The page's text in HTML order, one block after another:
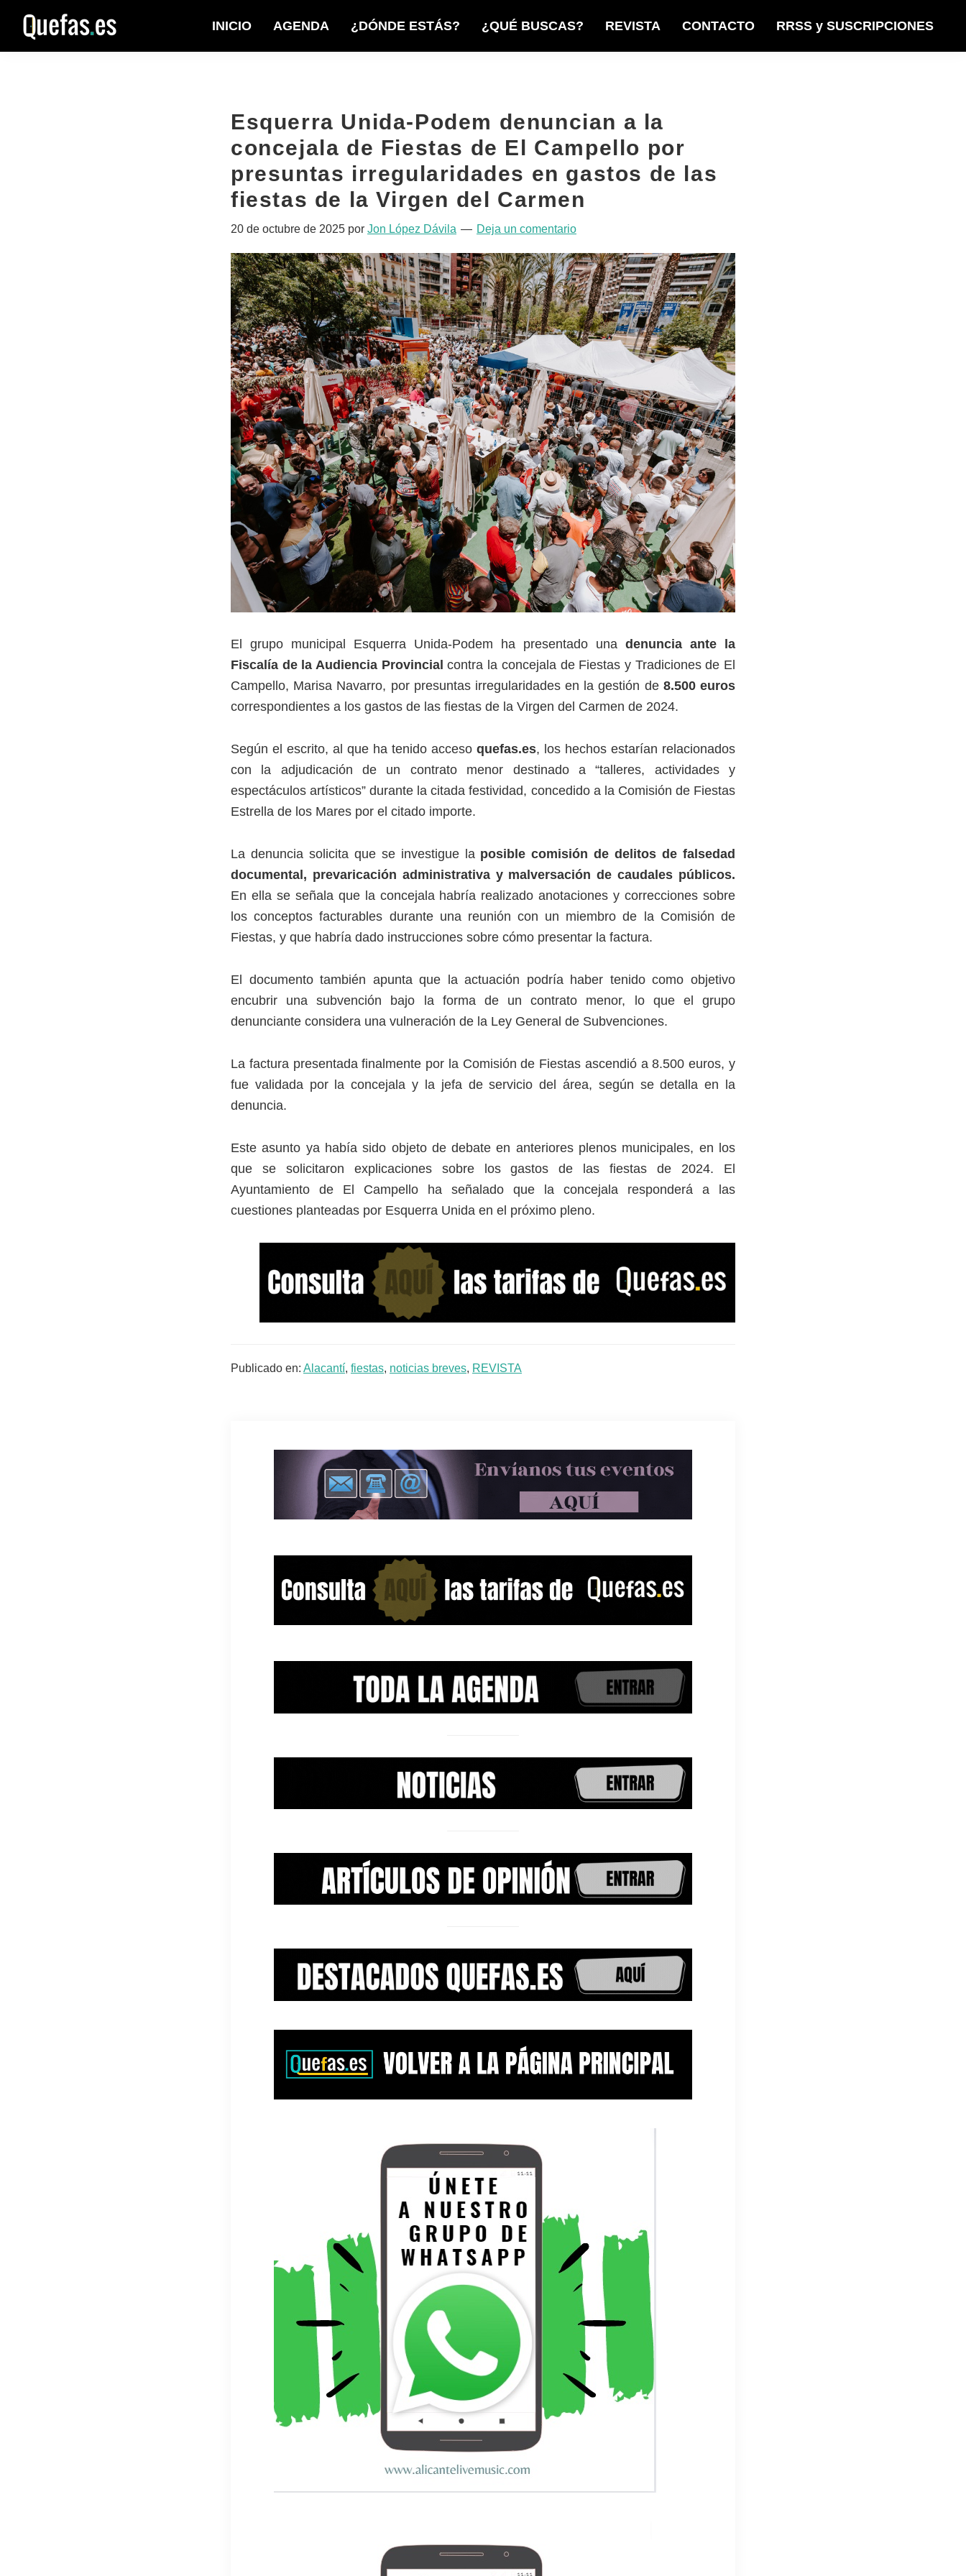
la
contenido
Quefas
INICIO AGENDA ¿DÓNDE ESTÁS? ¿QUÉ BUSCAS? REVISTA CONTACTO RRSS y SUSCRIPCIONES
Esquerra Unida-Podem denuncian a la
concejala de Fiestas de El Campello por
presuntas irregularidades en gastos de las
fiestas de la Virgen del Carmen
20 de octubre de 2025 por Jon López Dávila Deja un comentario
El grupo municipal Esquerra Unida-Podem ha presentado una denuncia ante la
Fiscalía de la Audiencia Provincialcontra la concejala de Fiestas y Tradiciones de El
Campello, Marisa Navarro, por presuntas irregularidades en la gestión de8.500 euros
correspondientes a los gastos de las fiestas de la Virgen del Carmen de 2024.
Según el escrito, al que ha tenido acceso quefas.es, los hechos estarían relacionados
con la adjudicación de un contrato menor destinado a “talleres, actividades y
espectáculos artísticos” durante la citada festividad, concedido a la Comisión de Fiestas
Estrella de los Mares por el citado importe.
La denuncia solicita que se investigue laposible comisión de delitos de falsedad
documental, prevaricación administrativa y malversación de caudales públicos.
En ella se señala que la concejala habría realizado anotaciones y correcciones sobre
los conceptos facturables durante una reunión con un miembro de la Comisión de
Fiestas, y que habría dado instrucciones sobre cómo presentar la factura.
El documento también apunta que la actuación podría haber tenido como objetivo
encubrir una subvención bajo la forma de un contrato menor, lo que el grupo
denunciante considera una vulneración de la Ley General de Subvenciones.
La factura presentada finalmente por la Comisión de Fiestas ascendió a 8.500 euros, y
fue validada por la concejala y la jefa de servicio del área, según se detalla en la
denuncia.
Este asunto ya había sido objeto de debate en anteriores plenos municipales, en los
que se solicitaron explicaciones sobre los gastos de las fiestas de 2024. El
Ayuntamiento de El Campello ha señalado que la concejala responderá a las
cuestiones planteadas por Esquerra Unida en el próximo pleno.
Publicado en: Alacantí, fiestas, noticias breves, REVISTA